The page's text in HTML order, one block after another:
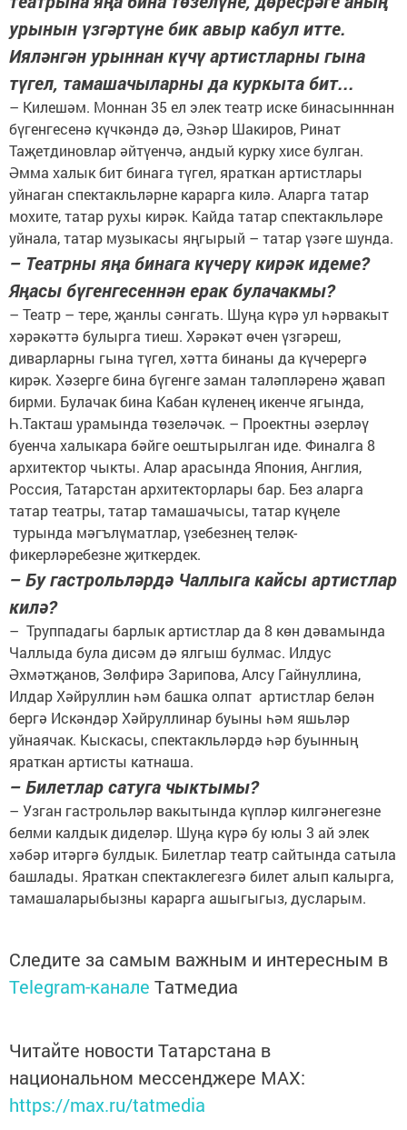
урынын үзгәртүне бик авыр кабул итте.
Ияләнгән урыннан күчү артистларны гына
түгел, тамашачыларны да куркыта бит...
– Килешәм. Моннан 35 ел элек театр иске бинасынннан
бүгенгесенә күчкәндә дә, Әзһәр Шакиров, Ринат
Таҗетдиновлар әйтүенчә, андый курку хисе булган.
Әмма халык бит бинага түгел, яраткан артистлары
уйнаган спектакльләрне карарга килә. Аларга татар
мохите, татар рухы кирәк. Кайда татар спектакльләре
уйнала, татар музыкасы яңгырый – татар үзәге шунда.
– Театрны яңа бинага күчерү кирәк идеме?
Яңасы бүгенгесеннән ерак булачакмы?
– Театр – тере, җанлы сәнгать. Шуңа күрә ул һәрвакыт
хәрәкәттә булырга тиеш. Хәрәкәт өчен үзгәреш,
диварларны гына түгел, хәтта бинаны да күчерергә
кирәк. Хәзерге бина бүгенге заман таләпләренә җавап
бирми. Булачак бина Кабан күленең икенче ягында,
Һ.Такташ урамында төзеләчәк. – Проектны әзерләү
буенча халыкара бәйге оештырылган иде. Финалга 8
архитектор чыкты. Алар арасында Япония, Англия,
Россия, Татарстан архитекторлары бар. Без аларга
татар театры, татар тамашачысы, татар күңеле
турында мәгълүматлар, үзебезнең теләк-
фикерләребезне җиткердек.
– Бу гастрольләрдә Чаллыга кайсы артистлар
килә?
– Труппадагы барлык артистлар да 8 көн дәвамында
Чаллыда була дисәм дә ялгыш булмас. Илдус
Әхмәтҗанов, Зөлфирә Зарипова, Алсу Гайнуллина,
Илдар Хәйруллин һәм башка олпат артистлар белән
бергә Искәндәр Хәйруллинар буыны һәм яшьләр
уйнаячак. Кыскасы, спектакльләрдә һәр буынның
яраткан артисты катнаша.
– Билетлар сатуга чыктымы?
– Узган гастрольләр вакытында күпләр килгәнегезне
белми калдык диделәр. Шуңа күрә бу юлы 3 ай элек
хәбәр итәргә булдык. Билетлар театр сайтында сатыла
башлады. Яраткан спектаклегезгә билет алып калырга,
тамашаларыбызны карарга ашыгыгыз, дусларым.
Следите за самым важным и интересным в
Telegram-канале Татмедиа
Читайте новости Татарстана в
национальном мессенджере MАХ:
https://max.ru/tatmedia